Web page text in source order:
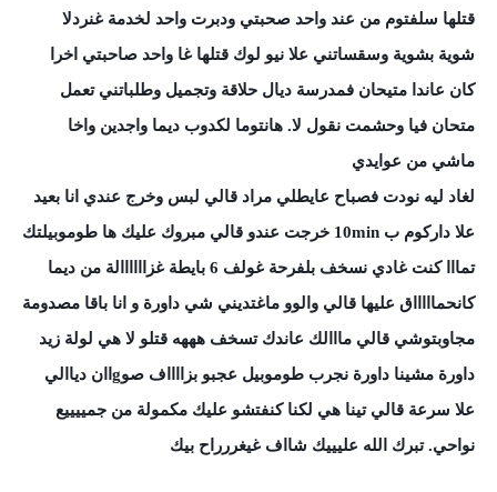
قتلها سلفتوم من عند واحد صحبتي ودبرت واحد لخدمة غنردلا
شوية بشوية وسقساتني علا نيو لوك قتلها غا واحد صاحبتي اخرا
كان عاندا متيحان فمدرسة ديال حلاقة وتجميل وطلباتني تعمل
متحان فيا وحشمت نقول لا. هانتوما لكدوب ديما واجدين واخا
ماشي من عوايدي
لغاد ليه نودت فصباح عايطلي مراد قالي لبس وخرج عندي انا بعيد
علا داركوم ب 10min خرجت عندو قالي مبروك عليك ها طوموبيلتك
تمااا كنت غادي نسخف بلفرحة غولف 6 بايطة غزاااااالة من ديما
كانحماااااق عليها قالي والوو ماغتديني شي داورة و انا باقا مصدومة
مجاوبتوشي قالي مااالك عاندك تسخف هههه قتلو لا هي لولة زيد
داورة مشينا داورة نجرب طوموبيل عجبو بزااااف صوgاان دياالي
علا سرعة قالي تينا هي لكنا كنفتشو عليك مكمولة من جمييييع
نواحي. تبرك الله عليييك شااف غيغررراح بيك